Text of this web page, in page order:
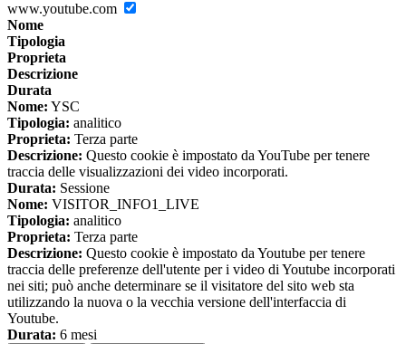
www.youtube.com
Nome
Tipologia
Proprieta
Descrizione
Durata
Nome: YSC
Tipologia: analitico
Proprieta: Terza parte
Descrizione: Questo cookie è impostato da YouTube per tenere
traccia delle visualizzazioni dei video incorporati.
Durata: Sessione
Nome: VISITOR_INFO1_LIVE
Tipologia: analitico
Proprieta: Terza parte
Descrizione: Questo cookie è impostato da Youtube per tenere
traccia delle preferenze dell'utente per i video di Youtube incorporati
nei siti; può anche determinare se il visitatore del sito web sta
utilizzando la nuova o la vecchia versione dell'interfaccia di
Youtube.
Durata: 6 mesi